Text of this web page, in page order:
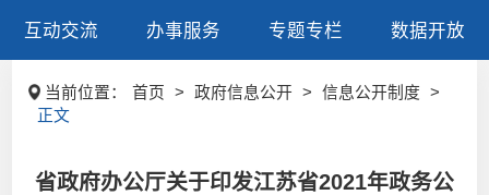
互动交流 办事服务 专题专栏 数据开放
当前位置： 首页 > 政府信息公开 > 信息公开制度
>
正文
省政府办公厅关于印发江苏省2021年政务公